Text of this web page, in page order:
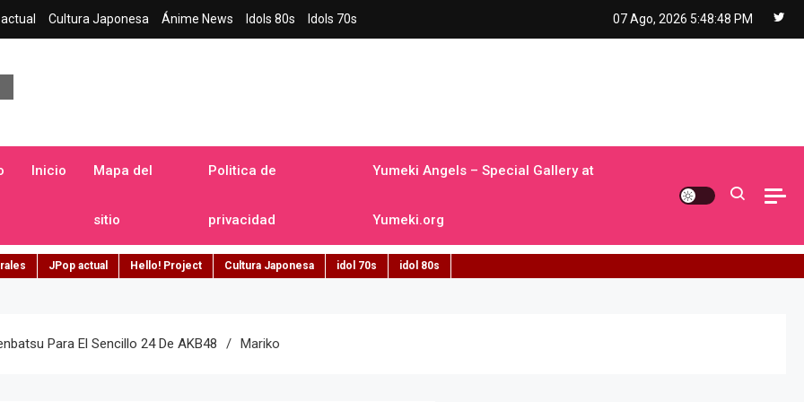
Cultura Japonesa Ánime News Idols 80s Idols 70s 07 Ago, 2026 5:48:49 PM
Inicio Mapa del
sitio
Politica de
privacidad
Yumeki Angels – Special Gallery at
Yumeki.org
JPop actual Hello! Project Cultura Japonesa idol 70s idol 80s
Para El Sencillo 24 De AKB48 Mariko